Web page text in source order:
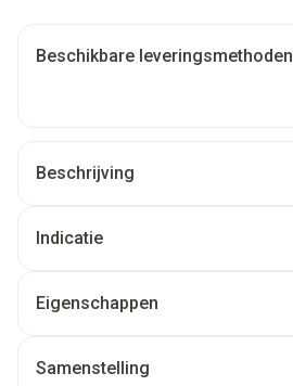
Beschikbare leveringsmethoden
Beschrijving
Indicatie
Eigenschappen
Samenstelling